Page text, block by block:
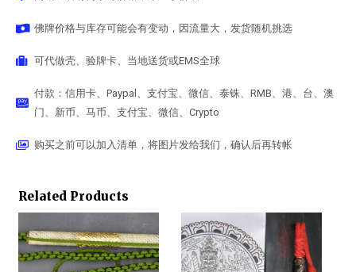
佛牌价格与库存可能会有变动，因流量大，发货随机挑选
可代做壳、验牌卡、当地送货或EMS全球
付款：信用卡、Paypal、支付宝、微信、泰铢、RMB、港、台、澳
门、新币、马币、支付宝、微信、Crypto
购买之前可以加入清单，将图片发给我们，确认后再转帐
Related Products